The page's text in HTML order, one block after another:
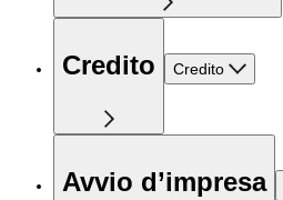
Credito Credito
Avvio d’impresa